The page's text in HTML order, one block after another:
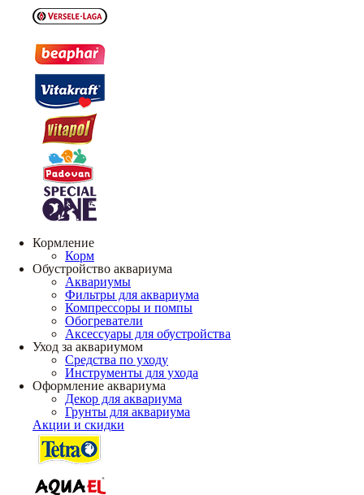
Кормление
Корм
Обустройство аквариума
Аквариумы
Фильтры для аквариума
Компрессоры и помпы
Обогреватели
Аксессуары для обустройства
Уход за аквариумом
Средства по уходу
Инструменты для ухода
Оформление аквариума
Декор для аквариума
Грунты для аквариума
Акции и скидки